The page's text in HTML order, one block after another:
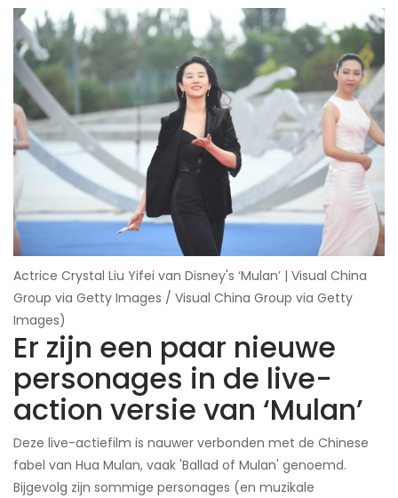
Actrice Crystal Liu Yifei van Disney's ‘Mulan’ | Visual China
Group via Getty Images / Visual China Group via Getty
Images)
Er zijn een paar nieuwe
personages in de live-
action versie van ‘Mulan’
Deze live-actiefilm is nauwer verbonden met de Chinese
fabel van Hua Mulan, vaak 'Ballad of Mulan' genoemd.
Bijgevolg zijn sommige personages (en muzikale